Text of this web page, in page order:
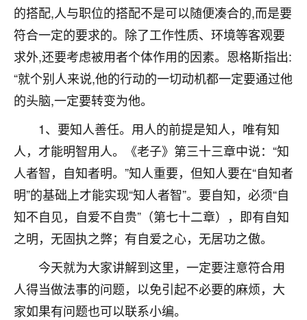
的搭配,人与职位的搭配不是可以随便凑合的,而是要
符合一定的要求的。除了工作性质、环境等客观要
求外,还要考虑被用者个体作用的因素。恩格斯指出:
“就个别人来说,他的行动的一切动机都一定要通过他
的头脑,一定要转变为他。
1、要知人善任。用人的前提是知人，唯有知
人，才能明智用人。《老子》第三十三章中说：“知
人者智，自知者明。”知人重要，但知人要在“自知者
明”的基础上才能实现“知人者智”。要自知，必须“自
知不自见，自爱不自贵”（第七十二章），即有自知
之明，无固执之弊；有自爱之心，无居功之傲。
今天就为大家讲解到这里，一定要注意符合用
人得当做法事的问题，以免引起不必要的麻烦，大
家如果有问题也可以联系小编。
优秀的张同学
老师收徒吗？？我对这些很感兴趣
2天前 来自山西